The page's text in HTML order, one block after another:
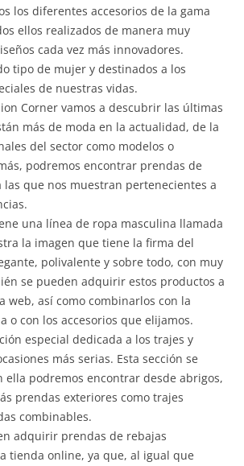
los diferentes accesorios de la gama
ellos realizados de manera muy
cada vez más innovadores.
tipo de mujer y destinados a los
de nuestras vidas.
Corner vamos a descubrir las últimas
más de moda en la actualidad, de la
del sector como modelos o
podremos encontrar prendas de
las que nos muestran pertenecientes a
una línea de ropa masculina llamada
la imagen que tiene la firma del
polivalente y sobre todo, con muy
se pueden adquirir estos productos a
web, así como combinarlos con la
o con los accesorios que elijamos.
especial dedicada a los trajes y
más serias. Esta sección se
ella podremos encontrar desde abrigos,
prendas exteriores como trajes
combinables.
adquirir prendas de rebajas
tienda online, ya que, al igual que